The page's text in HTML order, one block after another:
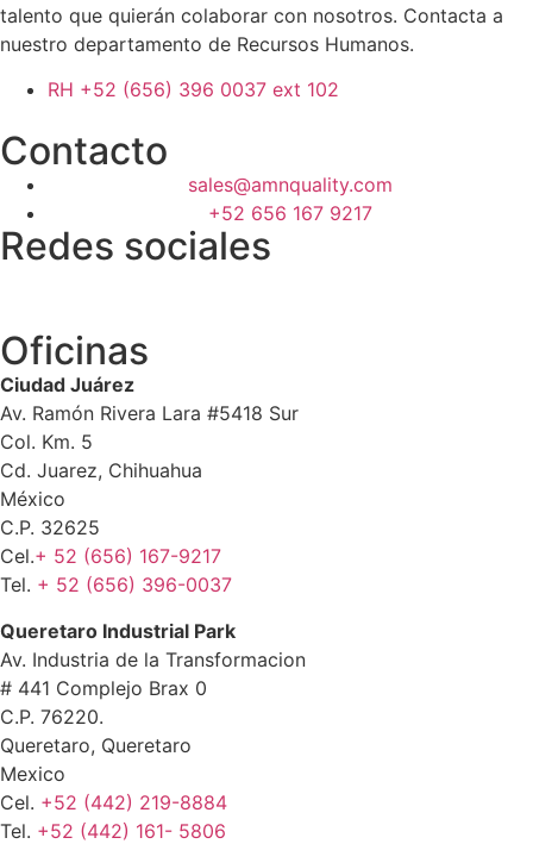
talento que quierán colaborar con nosotros. Contacta a
nuestro departamento de Recursos Humanos.
RH +52 (656) 396 0037 ext 102
Contacto
sales@amnquality.com
+52 656 167 9217
Redes sociales
Oficinas
Ciudad Juárez
Av. Ramón Rivera Lara #5418 Sur
Col. Km. 5
Cd. Juarez, Chihuahua
México
C.P. 32625
Cel.+ 52 (656) 167-9217
Tel. + 52 (656) 396-0037
Queretaro Industrial Park
Av. Industria de la Transformacion
# 441 Complejo Brax 0
C.P. 76220.
Queretaro, Queretaro
Mexico
Cel. +52 (442) 219-8884
Tel. +52 (442) 161- 5806